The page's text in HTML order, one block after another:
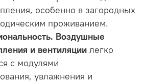
особенно в загородных
проживанием.
Воздушные
и вентиляции легко
с модулями
увлажнения и